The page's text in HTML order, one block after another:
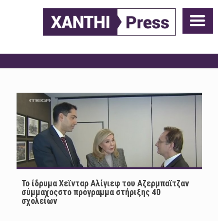
Το ίδρυμα Χεϊνταρ Αλίγιεφ του Αζερμπαϊτζαν
σύμμαχοςστο πρόγραμμα στήριξης 40
σχολείων